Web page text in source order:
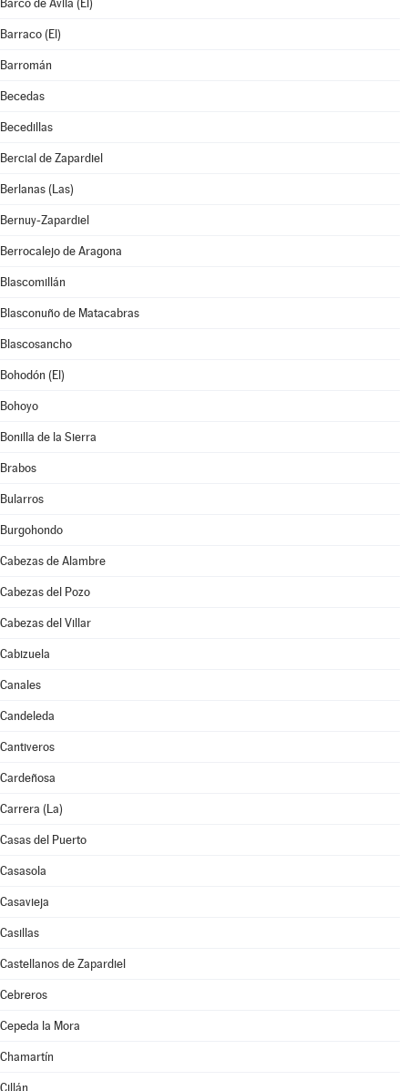
Barco de Ávila (El)
Barraco (El)
Barromán
Becedas
Becedillas
Bercial de Zapardiel
Berlanas (Las)
Bernuy-Zapardiel
Berrocalejo de Aragona
Blascomillán
Blasconuño de Matacabras
Blascosancho
Bohodón (El)
Bohoyo
Bonilla de la Sierra
Brabos
Bularros
Burgohondo
Cabezas de Alambre
Cabezas del Pozo
Cabezas del Villar
Cabizuela
Canales
Candeleda
Cantiveros
Cardeñosa
Carrera (La)
Casas del Puerto
Casasola
Casavieja
Casillas
Castellanos de Zapardiel
Cebreros
Cepeda la Mora
Chamartín
Cillán